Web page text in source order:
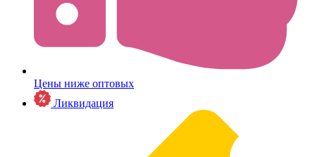
Цены ниже оптовых
Ликвидация